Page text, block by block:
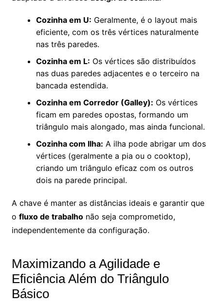
Cozinha em U: Geralmente, é o layout mais
eficiente, com os três vértices naturalmente
nas três paredes.
Cozinha em L: Os vértices são distribuídos
nas duas paredes adjacentes e o terceiro na
bancada estendida.
Cozinha em Corredor (Galley): Os vértices
ficam em paredes opostas, formando um
triângulo mais alongado, mas ainda funcional.
Cozinha com Ilha: A ilha pode abrigar um dos
vértices (geralmente a pia ou o cooktop),
criando um triângulo eficaz com os outros
dois na parede principal.
A chave é manter as distâncias ideais e garantir que
o fluxo de trabalhonão seja comprometido,
independentemente da configuração.
Maximizando a Agilidade e
Eficiência Além do Triângulo
Básico